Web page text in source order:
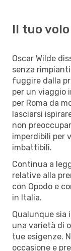
Il tuo
Oscar Wilde
senza
fuggire dalla
per un viaggio
per Roma da
lasciarsi
non
imperdibili per
imbattibili.
Continua a
relative alla
con Opodo e
in Italia.
Qualunque sia
una varietà di
tue esigenze.
occasione e